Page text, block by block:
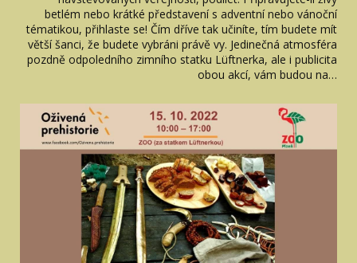
betlém nebo krátké představení s adventní nebo vánoční
tématikou, přihlaste se! Čím dříve tak učiníte, tím budete mít
větší šanci, že budete vybráni právě vy. Jedinečná atmosféra
pozdně odpoledního zimního statku Lüftnerka, ale i publicita
obou akcí, vám budou na…